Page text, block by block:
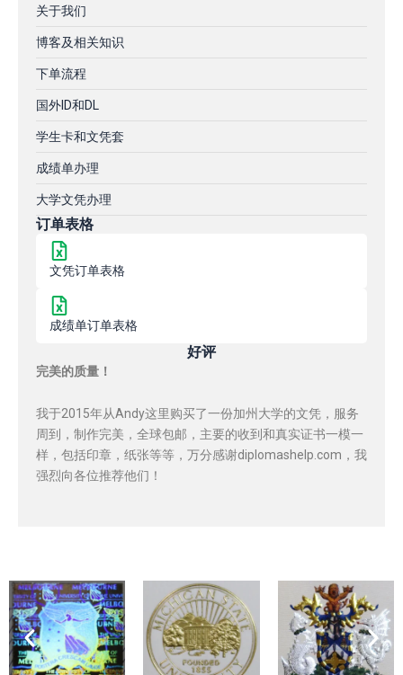
关于我们
博客及相关知识
下单流程
国外ID和DL
学生卡和文凭套
成绩单办理
大学文凭办理
订单表格
文凭订单表格
成绩单订单表格
好评
完美的质量！
我于2015年从Andy这里购买了一份加州大学的文凭，服务
周到，制作完美，全球包邮，主要的收到和真实证书一模一
样，包括印章，纸张等等，万分感谢diplomashelp.com，我
强烈向各位推荐他们！